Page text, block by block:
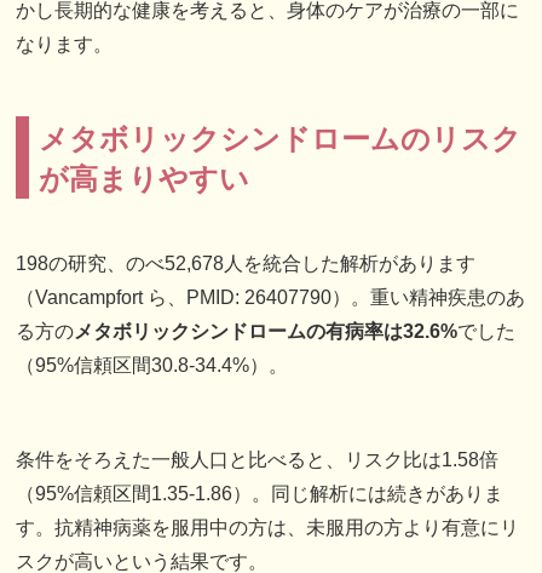
かし長期的な健康を考えると、身体のケアが治療の一部に
なります。
メタボリックシンドロームのリスク
が高まりやすい
198の研究、のべ52,678人を統合した解析があります
（Vancampfort ら、PMID: 26407790）。重い精神疾患のあ
る方のメタボリックシンドロームの有病率は32.6%でした
（95%信頼区間30.8-34.4%）。
条件をそろえた一般人口と比べると、リスク比は1.58倍
（95%信頼区間1.35-1.86）。同じ解析には続きがありま
す。抗精神病薬を服用中の方は、未服用の方より有意にリ
スクが高いという結果です。